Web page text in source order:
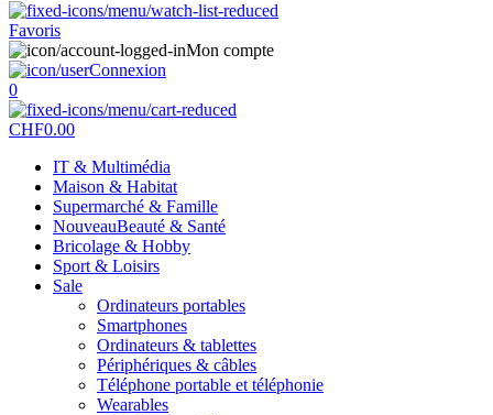
Favoris
Mon compte
Connexion
0
CHF0.00
IT & Multimédia
Maison & Habitat
Supermarché & Famille
NouveauBeauté & Santé
Bricolage & Hobby
Sport & Loisirs
Sale
Ordinateurs portables
Smartphones
Ordinateurs & tablettes
Périphériques & câbles
Téléphone portable et téléphonie
Wearables